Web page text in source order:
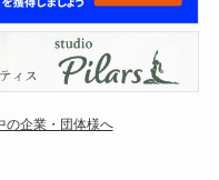
の企業・団体様へ